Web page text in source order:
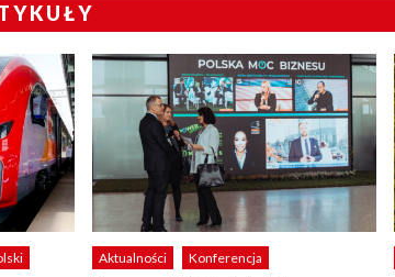
Aktualności Konferencja